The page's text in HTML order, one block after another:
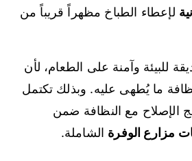
لإعطاء الطباخ مظهراً قريباً من
للبيئة وآمنة على الطعام، لأن
ما يُطهى عليه. وبذلك تكتمل
الإصلاح مع النظافة ضمن
مزارع الوفرة الشاملة.